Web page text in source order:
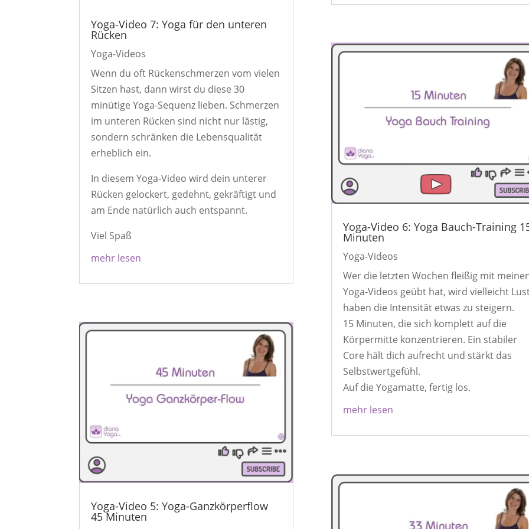
Yoga-Video 7: Yoga für den unteren
Rücken
Yoga-Videos
Wenn du oft Rückenschmerzen vom vielen
Sitzen hast, dann wirst du diese 30
minütige Yoga-Sequenz lieben. Schmerzen
im unteren Rücken sind nicht nur lästig,
sondern schränken die Lebensqualität
erheblich ein.
In diesem Yoga-Video wird dein unterer
Rücken gelockert, gedehnt, gekräftigt und
am Ende natürlich auch entspannt.
Viel Spaß
mehr lesen
Yoga-Video 5: Yoga-Ganzkörperflow
45 Minuten
Yoga-Video 6: Yoga Bauch-Training
Minuten
Yoga-Videos
Wer die letzten Wochen fleißig mit
Yoga-Videos geübt hat, wird vielleicht
haben die Intensität etwas zu steigern.
15 Minuten, die sich komplett auf die
Körpermitte konzentrieren. Ein stabiler
Core hält dich aufrecht und stärkt das
Selbstwertgefühl.
Auf die Yogamatte, fertig los.
mehr lesen